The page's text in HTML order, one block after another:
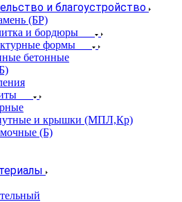
и благоустройство
(БР)
и бордюры
формы
бетонные
и крышки (МПЛ,Кр)
(Б)